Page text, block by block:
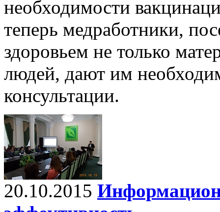
необходимости
теперь медработники,
здоровьем не только
людей, дают им
консультации.
20.10.2015